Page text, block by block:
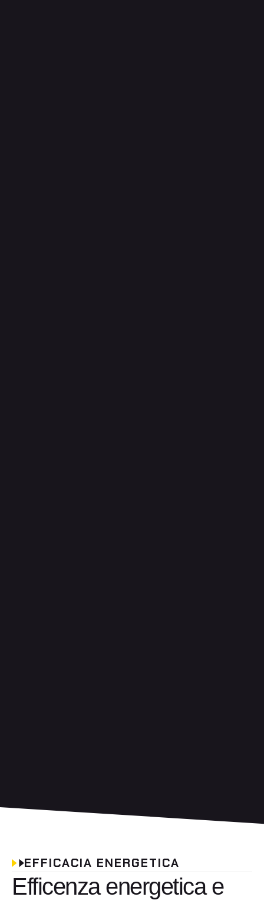
EFFICACIA ENERGETICA
Efficenza energetica e